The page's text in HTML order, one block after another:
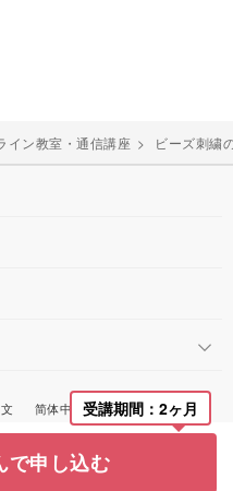
イン教室・通信講座 > ビーズ刺繍
受講期間：2ヶ月
で申し込む
简体中文 한국어
Inc.